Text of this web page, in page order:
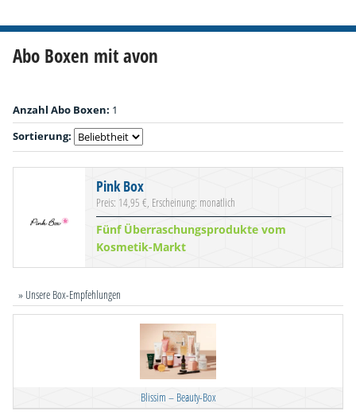
Abo Boxen mit avon
Anzahl Abo Boxen: 1
Sortierung:
Pink Box
Preis: 14,95 €, Erscheinung: monatlich
Fünf Überraschungsprodukte vom
Kosmetik-Markt
» Unsere Box-Empfehlungen
Blissim – Beauty-Box